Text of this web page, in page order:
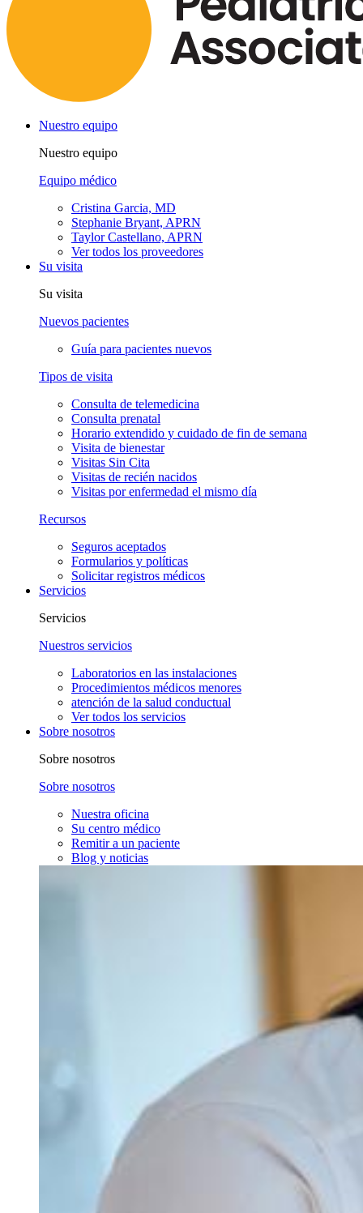
Nuestro equipo
Nuestro equipo
Equipo médico
Cristina Garcia, MD
Stephanie Bryant, APRN
Taylor Castellano, APRN
Ver todos los proveedores
Su visita
Su visita
Nuevos pacientes
Guía para pacientes nuevos
Tipos de visita
Consulta de telemedicina
Consulta prenatal
Horario extendido y cuidado de fin de semana
Visita de bienestar
Visitas Sin Cita
Visitas de recién nacidos
Visitas por enfermedad el mismo día
Recursos
Seguros aceptados
Formularios y políticas
Solicitar registros médicos
Servicios
Servicios
Nuestros servicios
Laboratorios en las instalaciones
Procedimientos médicos menores
atención de la salud conductual
Ver todos los servicios
Sobre nosotros
Sobre nosotros
Sobre nosotros
Nuestra oficina
Su centro médico
Remitir a un paciente
Blog y noticias